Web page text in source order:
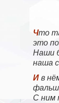
Что такое профсоюз —
это
Наши
наша
И в нём зависти нет и нет
С ним